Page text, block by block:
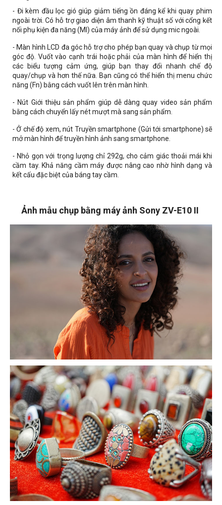
- Đi kèm đầu lọc gió giúp giảm tiếng ồn đáng kể khi quay phim
ngoài trời. Có hỗ trợ giao diện âm thanh kỹ thuật số với cổng kết
nối phụ kiện đa năng (MI) của máy ảnh để sử dụng mic ngoài.
- Màn hình LCD đa góc hỗ trợ cho phép bạn quay và chụp từ mọi
góc độ. Vuốt vào cạnh trái hoặc phải của màn hình để hiển thị
các biểu tượng cảm ứng, giúp bạn thay đổi nhanh chế độ
quay/chụp và hơn thế nữa. Bạn cũng có thể hiển thị menu chức
năng (Fn) bằng cách vuốt lên trên màn hình.
- Nút Giới thiệu sản phẩm giúp dễ dàng quay video sản phẩm
bằng cách chuyển lấy nét mượt mà sang sản phẩm.
- Ở chế độ xem, nút Truyền smartphone (Gửi tới smartphone) sẽ
mở màn hình để truyền hình ảnh sang smartphone.
- Nhỏ gọn với trọng lượng chỉ 292g, cho cảm giác thoải mái khi
cầm tay. Khả năng cầm máy được nâng cao nhờ hình dạng và
kết cấu đặc biệt của báng tay cầm.
Ảnh mẫu chụp bằng máy ảnh Sony ZV-E10 II